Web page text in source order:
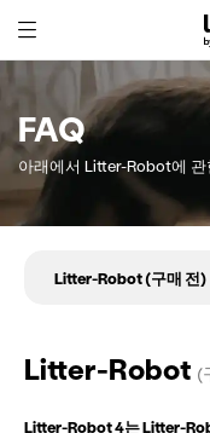
Content
FAQ
아래에서 Litter-Robot에 관
Litter-Robot (
Litter-Robot 4는 Litter-